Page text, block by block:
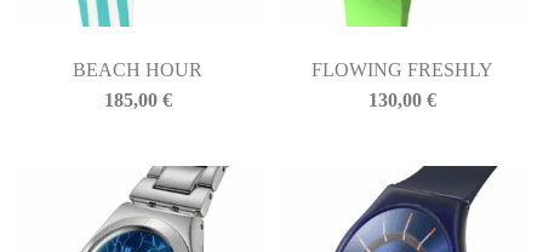
BEACH HOUR
185,00 €
FLOWING FRESHLY
130,00€